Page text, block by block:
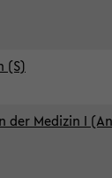
(S)
der Medizin I